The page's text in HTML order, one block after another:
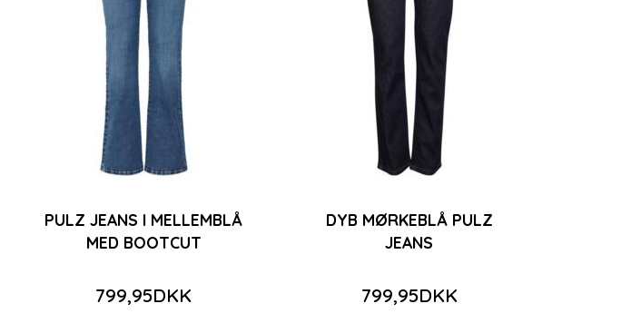
PULZ JEANS I MELLEMBLÅ
MED BOOTCUT
799,95DKK
DYB MØRKEBLÅ PULZ
JEANS
799,95DKK